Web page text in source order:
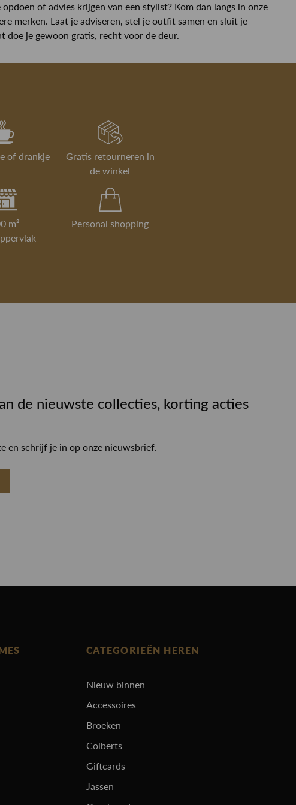
of advies krijgen van een stylist? Kom dan langs in onze
merken. Laat je adviseren, stel je outfit samen en sluit je
doe je gewoon gratis, recht voor de deur.
of drankje
Gratis retourneren in
de winkel
m²
Personal shopping
de nieuwste collecties, korting acties
en schrijf je in op onze nieuwsbrief.
CATEGORIEËN HEREN
Nieuw binnen
Accessoires
Broeken
Colberts
Giftcards
Jassen